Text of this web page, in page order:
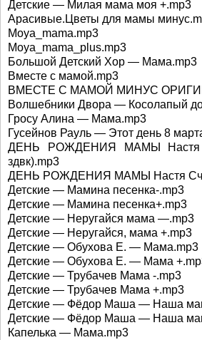
Детские — Милая мама моя +.mp3
Aрасивые.Цветы для мамы
Moya_mama.mp3
Moya_mama_plus.mp3
Большой Детский Хор — Мама.mp3
Вместе с мамой.mp3
ВМЕСТЕ С МАМОЙ МИНУС
Волшебники Двора — Косолапый
Гросу Алина — Мама.mp3
Гусейнов Рауль — Этот день 8
ДЕНЬ РОЖДЕНИЯ МАМЫ Настя
здвк).mp3
ДЕНЬ РОЖДЕНИЯ МАМЫ Настя
Детские — Мамина песенка-.mp3
Детские — Мамина песенка+.mp3
Детские — Неругайся мама —.mp3
Детские — Неругайся, мама +.mp3
Детские — Обухова Е. — Мама.mp3
Детские — Обухова Е. — Мама
Детские — Трубачев Мама -.mp3
Детские — Трубачев Мама +.mp3
Детские — Фёдор Маша — Наша
Детские — Фёдор Маша — Наша
Капелька — Мама.mp3